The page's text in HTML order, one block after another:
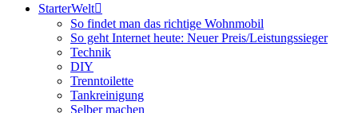
StarterWelt
So findet man das richtige Wohnmobil
So geht Internet heute: Neuer Preis/Leistungssieger
Technik
DIY
Trenntoilette
Tankreinigung
Selber machen